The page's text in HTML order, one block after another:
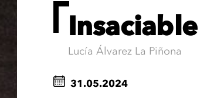
Insaciable
Lucía Álvarez La Piñona
31.05.2024